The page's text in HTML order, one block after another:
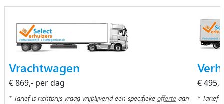
Vrachtwagen
€ 869,- per dag
* Tarief is richtprijs vraag vrijblijvend een specifieke offerteaan
€
* Tarief